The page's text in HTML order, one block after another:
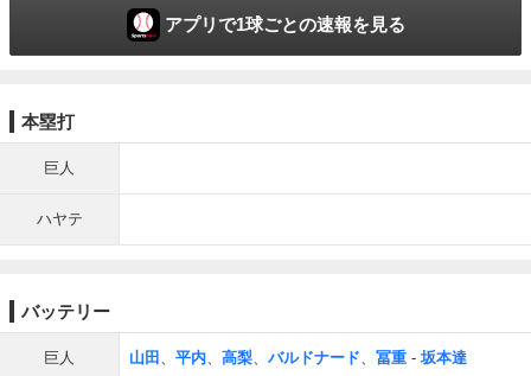
アプリで1球ごとの速報を見る
本塁打
巨人
ハヤテ
バッテリー
巨人 山田 、 平内、 高梨、 バルドナード、 冨重 - 坂本達